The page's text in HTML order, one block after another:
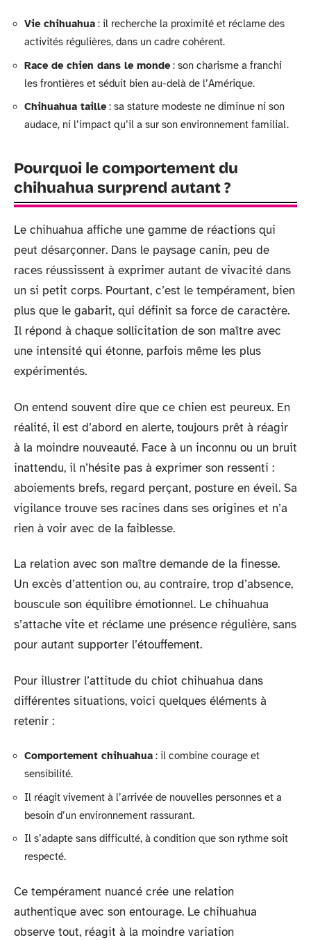
Vie chihuahua : il recherche la proximité et réclame des
activités régulières, dans un cadre cohérent.
Race de chien dans le monde: son charisme a franchi
les frontières et séduit bien au-delà de l’Amérique.
Chihuahua taille: sa stature modeste ne diminue ni son
audace, ni l’impact qu’il a sur son environnement familial.
Pourquoi le comportement du
chihuahua surprend autant ?
Le chihuahua affiche une gamme de réactions qui
peut désarçonner. Dans le paysage canin, peu de
races réussissent à exprimer autant de vivacité dans
un si petit corps. Pourtant, c’est le tempérament, bien
plus que le gabarit, qui définit sa force de caractère.
Il répond à chaque sollicitation de son maître avec
une intensité qui étonne, parfois même les plus
expérimentés.
On entend souvent dire que ce chien est peureux. En
réalité, il est d’abord en alerte, toujours prêt à réagir
à la moindre nouveauté. Face à un inconnu ou un bruit
inattendu, il n’hésite pas à exprimer son ressenti :
aboiements brefs, regard perçant, posture en éveil. Sa
vigilance trouve ses racines dans ses origines et n’a
rien à voir avec de la faiblesse.
La relation avec son maître demande de la finesse.
Un excès d’attention ou, au contraire, trop d’absence,
bouscule son équilibre émotionnel. Le chihuahua
s’attache vite et réclame une présence régulière, sans
pour autant supporter l’étouffement.
Pour illustrer l’attitude du chiot chihuahua dans
différentes situations, voici quelques éléments à
retenir :
Comportement chihuahua : il combine courage et
sensibilité.
Il réagit vivement à l’arrivée de nouvelles personnes et a
besoin d’un environnement rassurant.
Il s’adapte sans difficulté, à condition que son rythme soit
respecté.
Ce tempérament nuancé crée une relation
authentique avec son entourage. Le chihuahua
observe tout, réagit à la moindre variation